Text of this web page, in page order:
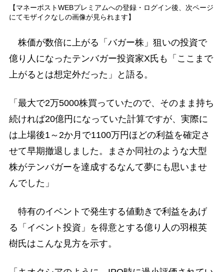
【マネーポストWEBプレミアムへの登録・ログイン後、次ページ
にてモザイクなしの画像が見られます】
株価が数倍に上がる「バガー株」狙いの投資で
億り人になったテンバガー投資家X氏も「ここまで
上がるとは想定外だった」と語る。
「最大で2万5000株買っていたので、そのまま持ち
続ければ20億円になっていた計算ですが、実際に
は上場後1～2か月で1100万円ほどの利益を確定さ
せて早期撤退しました。まさか同社のような大型
株がテンバガーを達成するなんて夢にも思いませ
んでした」
特有のイベントで発生する値動きで利益をあげ
る「イベント投資」を得意とする億り人の羽根英
樹氏はこんな見方を示す。